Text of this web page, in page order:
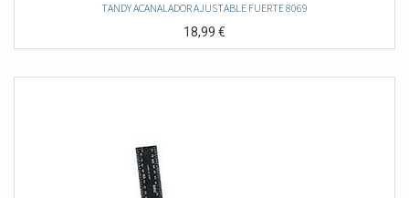
TANDY ACANALADOR AJUSTABLE FUERTE 8069
18,99€